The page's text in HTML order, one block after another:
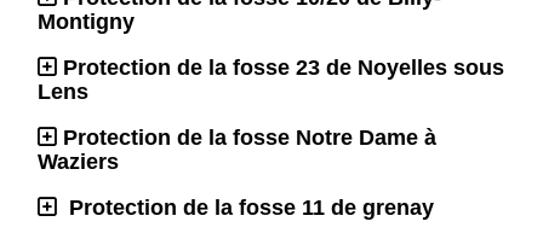
Montigny
Protection de la fosse 23 de Noyelles sous
Lens
Protection de la fosse Notre Dame à
Waziers
Protection de la fosse 11 de grenay